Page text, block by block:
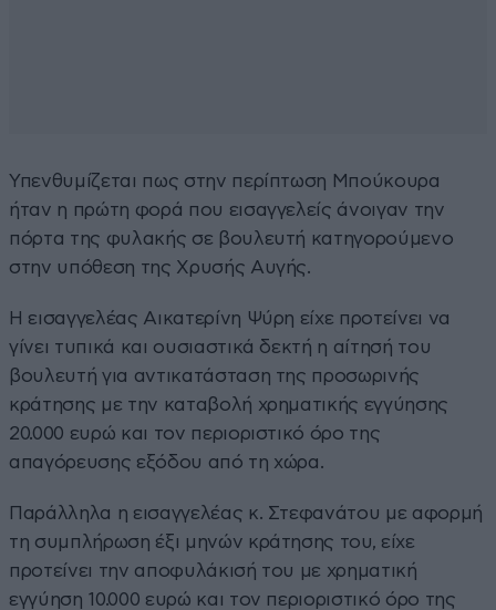
Υπενθυμίζεται πως στην περίπτωση Μπούκουρα
ήταν η πρώτη φορά που εισαγγελείς άνοιγαν την
πόρτα της φυλακής σε βουλευτή κατηγορούμενο
στην υπόθεση της Χρυσής Αυγής.
Η εισαγγελέας Αικατερίνη Ψύρη είχε προτείνει να
γίνει τυπικά και ουσιαστικά δεκτή η αίτησή του
βουλευτή για αντικατάσταση της προσωρινής
κράτησης με την καταβολή χρηματικής εγγύησης
20.000 ευρώ και τον περιοριστικό όρο της
απαγόρευσης εξόδου από τη χώρα.
Παράλληλα η εισαγγελέας κ. Στεφανάτου με αφορμή
τη συμπλήρωση έξι μηνών κράτησης του, είχε
προτείνει την αποφυλάκισή του με χρηματική
εγγύηση 10.000 ευρώ και τον περιοριστικό όρο της